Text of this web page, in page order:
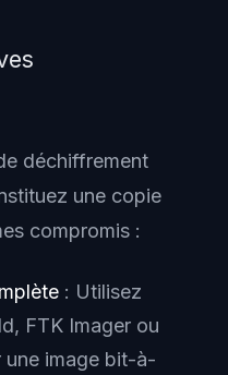
déchiffrement
une copie
compromis :
: Utilisez
FTK Imager ou
image bit-à-